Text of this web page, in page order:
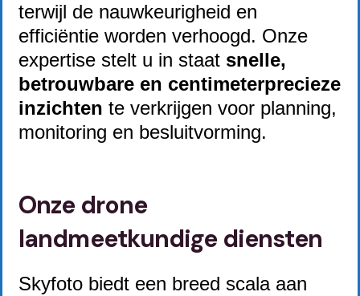
terwijl de nauwkeurigheid en
efficiëntie worden verhoogd. Onze
expertise stelt u in staat snelle,
betrouwbare en centimeterprecieze
inzichten te verkrijgen voor planning,
monitoring en besluitvorming.
Onze drone
landmeetkundige diensten
Skyfoto biedt een breed scala aan